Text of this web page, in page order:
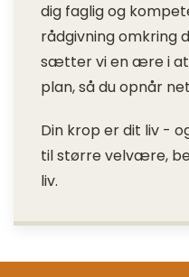
dig faglig og
rådgivning omkring
sætter vi en ære i at
plan, så du opnår
Din krop er dit liv -
til større velvære,
liv.